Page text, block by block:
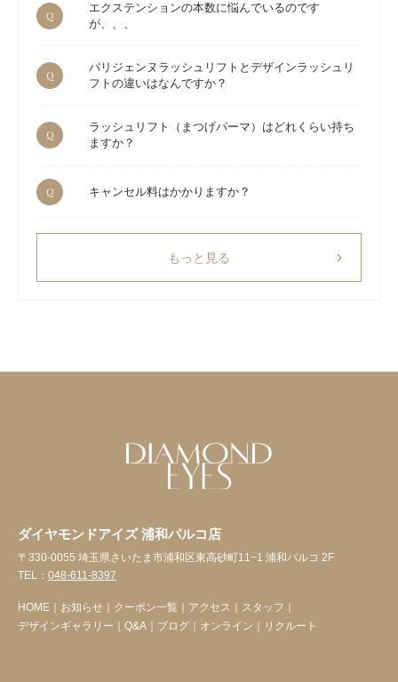
Q
エクステンションの本数に悩んでいるのです
が、、、
Q
パリジェンヌラッシュリフトとデザインラッシュリ
フトの違いはなんですか？
Q
ラッシュリフト（まつげパーマ）はどれくらい持ち
ますか？
Q キャンセル料はかかりますか？
もっと見る chevron_right
ダイヤモンドアイズ 浦和パルコ店
〒330-0055 埼玉県さいたま市浦和区東高砂町11−1 浦和パルコ 2F
TEL： 048-611-8397
HOME ｜ お知らせ ｜ クーポン一覧 ｜ アクセス ｜ スタッフ ｜
デザインギャラリー ｜ Q&A ｜ ブログ ｜ オンライン ｜ リクルート